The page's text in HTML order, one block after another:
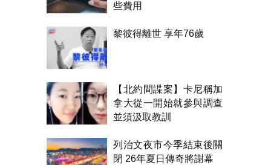
些費用
黎彼得離世 享年76歲
【北約間諜案】卡尼稱加
拿大從一開始就參與調查
並須汲取教訓
列治文夜市今季結束後關
閉 26年夏日傳奇將謝幕